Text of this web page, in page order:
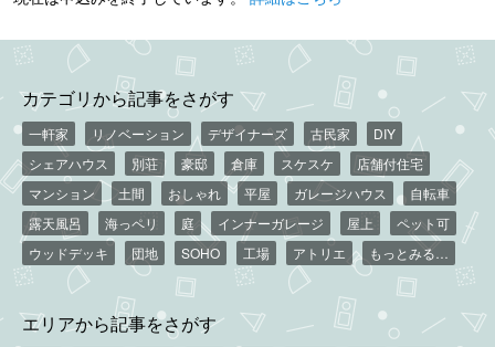
カテゴリから記事をさがす
一軒家 リノベーション デザイナーズ 古民家
DIY
シェアハウス
別荘 豪邸 倉庫 スケスケ
店舗付住宅
マンション
土間 おしゃれ 平屋 ガレージハウス
自転車
露天風呂
海っペリ 庭 インナーガレージ 屋上
ペット可
ウッドデッキ
団地 SOHO 工場 アトリエ もっとみる…
エリアから記事をさがす